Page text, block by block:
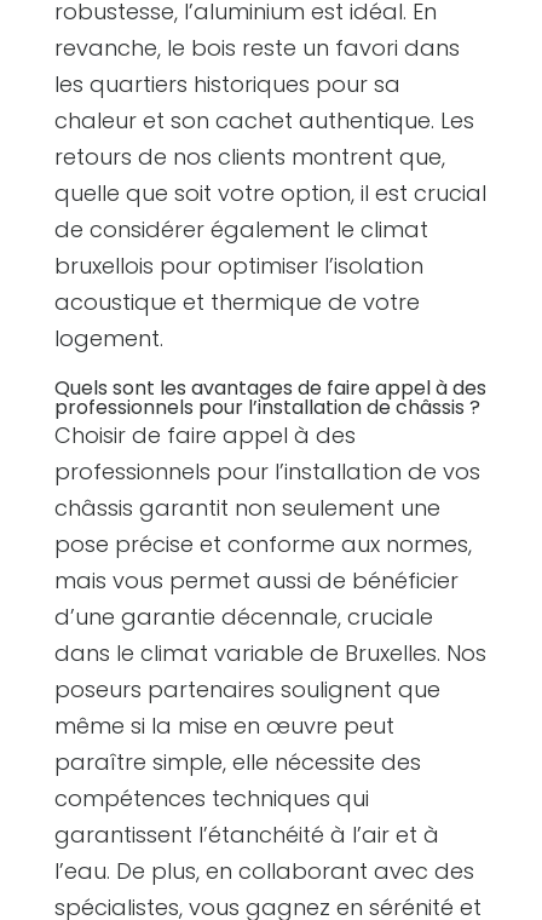
robustesse, l’aluminium est idéal. En
revanche, le bois reste un favori dans
les quartiers historiques pour sa
chaleur et son cachet authentique. Les
retours de nos clients montrent que,
quelle que soit votre option, il est crucial
de considérer également le climat
bruxellois pour optimiser l’isolation
acoustique et thermique de votre
logement.
Quels sont les avantages de faire appel à des
professionnels pour l’installation de châssis ?
Choisir de faire appel à des
professionnels pour l’installation de vos
châssis garantit non seulement une
pose précise et conforme aux normes,
mais vous permet aussi de bénéficier
d’une garantie décennale, cruciale
dans le climat variable de Bruxelles. Nos
poseurs partenaires soulignent que
même si la mise en œuvre peut
paraître simple, elle nécessite des
compétences techniques qui
garantissent l’étanchéité à l’air et à
l’eau. De plus, en collaborant avec des
spécialistes, vous gagnez en sérénité et